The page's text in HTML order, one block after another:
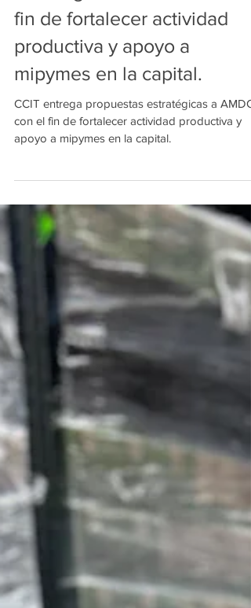
estratégicas a AMDC con el
fin de fortalecer actividad
productiva y apoyo a
mipymes en la capital.
CCIT entrega propuestas estratégicas a AMDC